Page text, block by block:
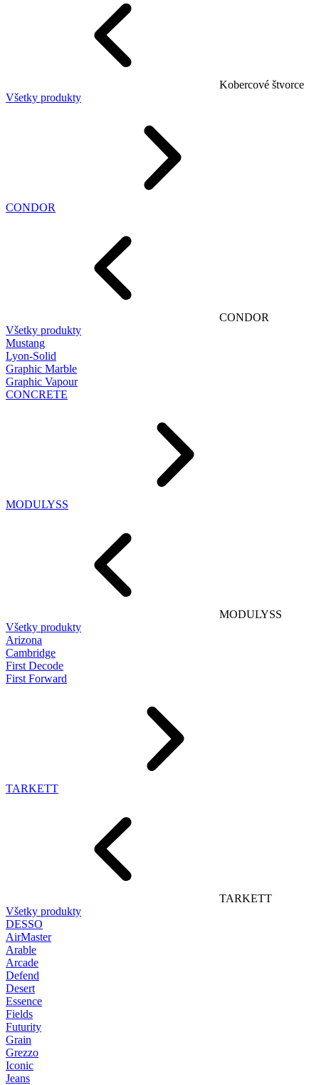
Kobercové štvorce
Všetky produkty
CONDOR
CONDOR
Všetky produkty
Mustang
Lyon-Solid
Graphic Marble
Graphic Vapour
CONCRETE
MODULYSS
MODULYSS
Všetky produkty
Arizona
Cambridge
First Decode
First Forward
TARKETT
TARKETT
Všetky produkty
DESSO
AirMaster
Arable
Arcade
Defend
Desert
Essence
Fields
Futurity
Grain
Grezzo
Iconic
Jeans